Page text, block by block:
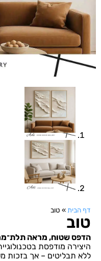
דף הבית » טוב
טוב
הדפס שטוח, מראה
היצירה מודפסת
ללא תבליטים – אך בזכות